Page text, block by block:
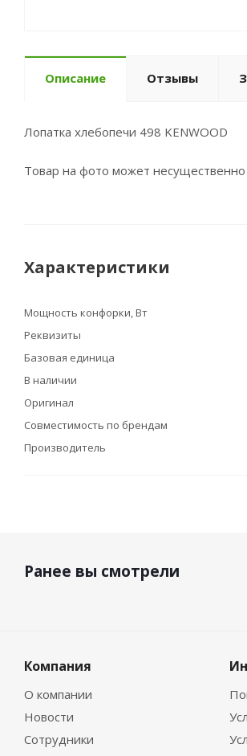
Описание Отзывы
Лопатка хлебопечи 498 KENWOOD
Товар на фото может
Характеристики
Мощность конфорки, Вт
Реквизиты
Базовая единица
В наличии
Оригинал
Совместимость по брендам
Производитель
Ранее вы смотрели
Компания
О компании
Новости
Сотрудники